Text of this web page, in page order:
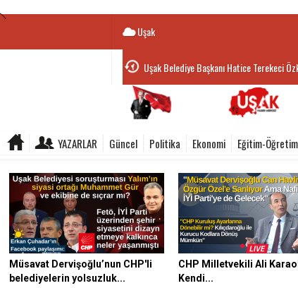
Uşak
Uşak Belediye Başkanı Hatice Terekeci
YAZARLAR Güncel Politika Ekonomi Eğitim-Öğretim
Müsavat Dervişoğlu’nun CHP'li
belediyelerin yolsuzluk...
CHP Milletvekili Ali
Kendi...